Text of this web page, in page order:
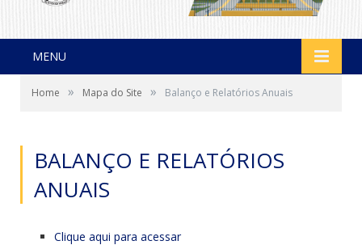
MENU
Home » Mapa do Site » Balanço e Relatórios Anuais
BALANÇO E RELATÓRIOS
ANUAIS
Clique aqui para acessar